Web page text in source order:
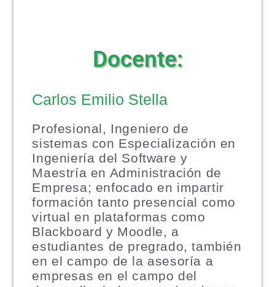
Docente:
Carlos Emilio Stella
Profesional, Ingeniero de
sistemas con Especialización en
Ingeniería del Software y
Maestría en Administración de
Empresa; enfocado en impartir
formación tanto presencial como
virtual en plataformas como
Blackboard y Moodle, a
estudiantes de pregrado, también
en el campo de la asesoría a
empresas en el campo del